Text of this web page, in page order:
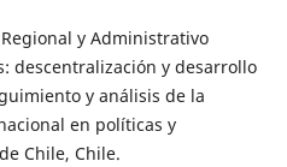
y Administrativo
descentralización y desarrollo
y análisis de la
en políticas y
Chile, Chile.